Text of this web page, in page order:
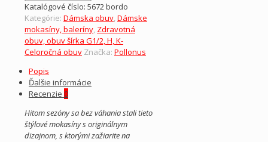
Katalógové číslo: 5672 bordo
Kategórie: Dámska obuv,Dámske
mokasíny, baleríny, Zdravotná
obuv, obuv šírka G1/2, H, K-
Celoročná obuv Značka: Pollonus
Popis
Ďalšie informácie
Recenzie 0
Hitom sezóny sa bez váhania stali tieto
štýlové mokasíny s originálnym
dizajnom, s ktorými zažiarite na